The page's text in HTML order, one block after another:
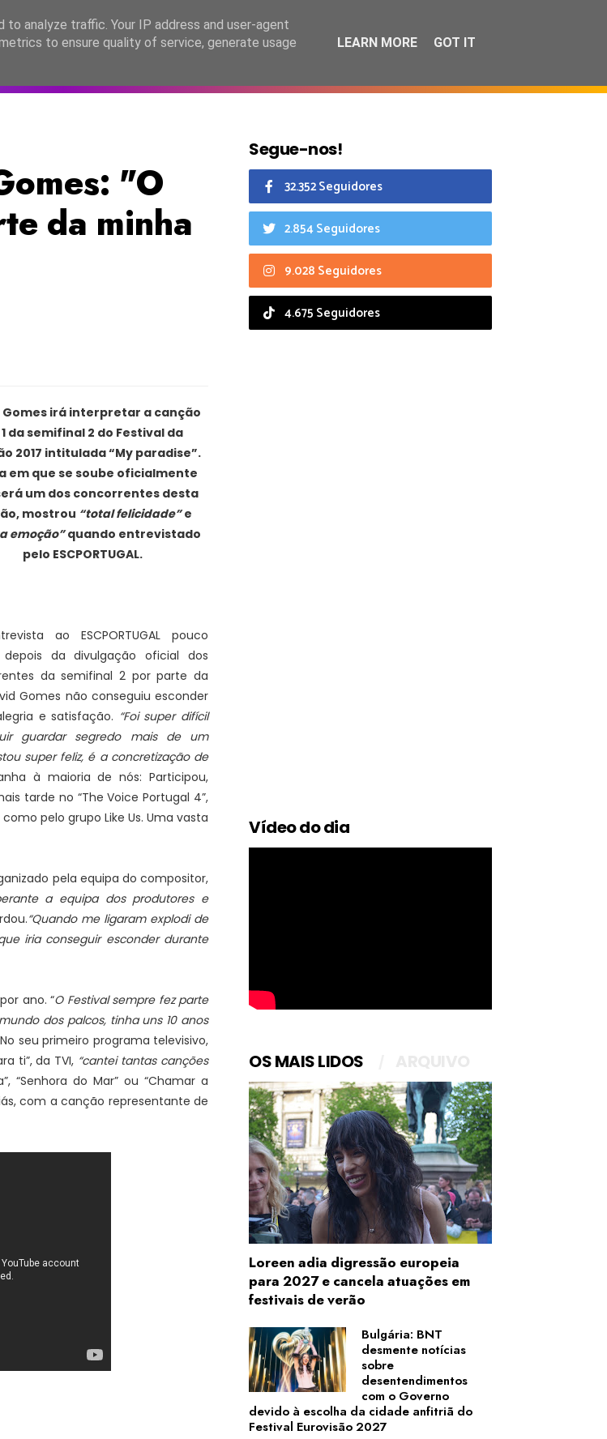
PORTUGAL LANÇAMENTOS ESPECIAIS CALENDÁRIO
"O
da minha
Gomes irá interpretar a canção
1 da semifinal 2 do Festival da
2017 intitulada “My paradise”.
em que se soube oficialmente
um dos concorrentes desta
mostrou “total felicidade”e
emoção”quando entrevistado
pelo ESCPORTUGAL.
ao ESCPORTUGAL pouco
da divulgação oficial dos
da semifinal 2 por parte da
Gomes não conseguiu esconder
e satisfação. “Foi super difícil
guardar segredo mais de um
super feliz, é a concretização de
à maioria de nós: Participou,
tarde no “The Voice Portugal 4”,
pelo grupo Like Us. Uma vasta
pela equipa do compositor,
a equipa dos produtores e
“Quando me ligaram explodi de
iria conseguir esconder durante
ano. “O Festival sempre fez parte
dos palcos, tinha uns 10 anos
seu primeiro programa televisivo,
ti”, da TVI, “cantei tantas canções
“Senhora do Mar” ou “Chamar a
com a canção representante de
Segue-nos!
32.352 Seguidores
2.854 Seguidores
9.028 Seguidores
4.675 Seguidores
Vídeo do dia
OS MAIS LIDOS
Loreen adia digressão europeia
para 2027 e cancela atuações em
festivais de verão
Bulgária: BNT
desmente notícias
sobre
desentendimentos
com o Governo
devido à escolha da cidade anfitriã do
Festival Eurovisão 2027
analyze traffic. Your IP address and user-agent
to ensure quality of service, generate usage
LEARN MORE GOT IT